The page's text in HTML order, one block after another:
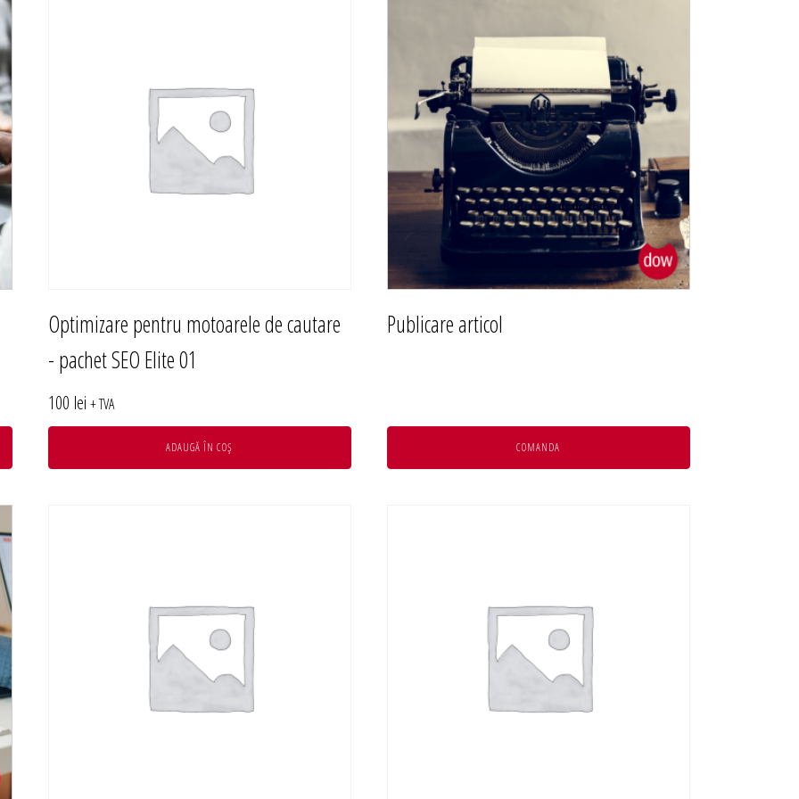
Optimizare pentru motoarele de cautare
- pachet SEO Elite 01
100 lei + TVA
ADAUGĂ ÎN COȘ
Publicare articol
COMANDA